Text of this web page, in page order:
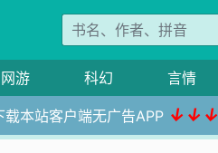
网游 科幻 言情
本站客户端无广告APP ↓↓↓